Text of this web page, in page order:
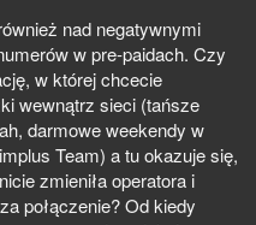
nad negatywnymi
w pre-paidach. Czy
w której chcecie
wewnątrz sieci (tańsze
darmowe weekendy w
Team) a tu okazuje się,
zmieniła operatora i
połączenie? Od kiedy